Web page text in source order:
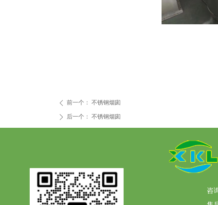
ꄴ 前一个： 不锈钢烟囱
ꄲ 后一个： 不锈钢烟囱
咨